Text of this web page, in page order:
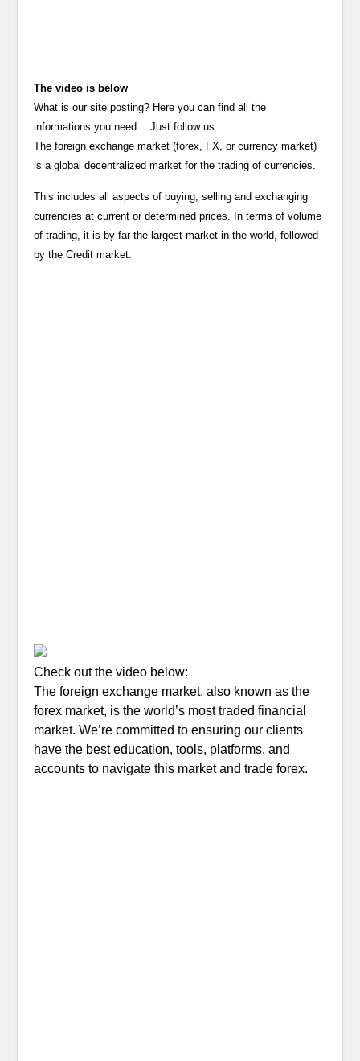
The video is below
What is our site posting? Here you can find all the
informations you need… Just follow us…
The foreign exchange market (forex, FX, or currency market)
is a global decentralized market for the trading of currencies.
This includes all aspects of buying, selling and exchanging
currencies at current or determined prices. In terms of volume
of trading, it is by far the largest market in the world, followed
by the Credit market.
Check out the video below:
The foreign exchange market, also known as the
forex market, is the world’s most traded financial
market. We’re committed to ensuring our clients
have the best education, tools, platforms, and
accounts to navigate this market and trade forex.